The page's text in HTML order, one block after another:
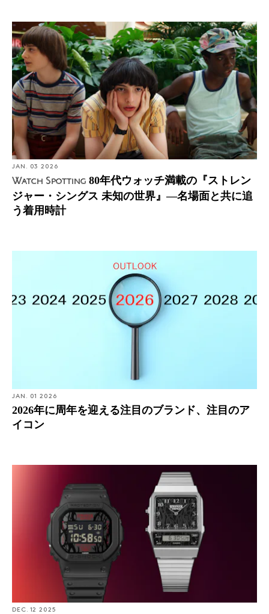
JAN. 03 2026
Watch Spotting 80年代ウォッチ満載の『ストレン
ジャー・シングス 未知の世界』―名場面と共に追
う着用時計
JAN. 01 2026
2026年に周年を迎える注目のブランド、注目のア
イコン
DEC. 12 2025